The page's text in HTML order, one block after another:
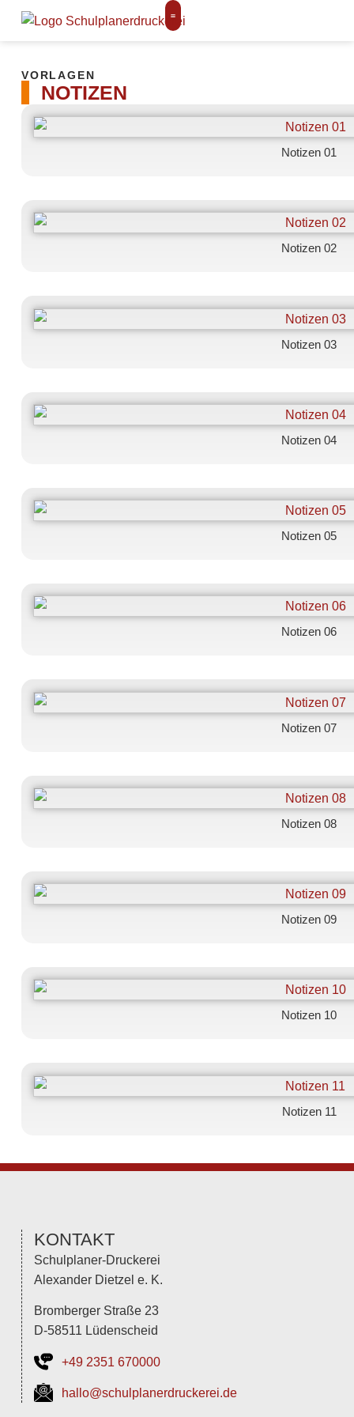
VORLAGEN
NOTIZEN
Notizen 01
Notizen 02
Notizen 03
Notizen 04
Notizen 05
Notizen 06
Notizen 07
Notizen 08
Notizen 09
Notizen 10
Notizen 11
KONTAKT
Schulplaner-Druckerei
Alexander Dietzel e. K.
Bromberger Straße 23
D-58511 Lüdenscheid
+49 2351 670000
hallo@schulplanerdruckerei.de